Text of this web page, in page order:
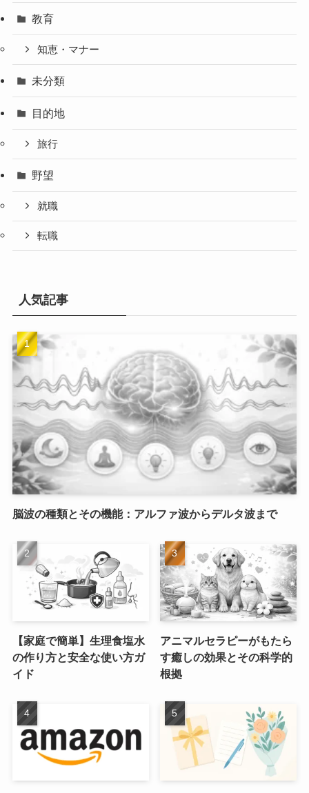
教育
知恵・マナー
未分類
目的地
旅行
野望
就職
転職
人気記事
脳波の種類とその機能：アルファ波からデルタ波まで
【家庭で簡単】生理食塩水
の作り方と安全な使い方ガ
イド
アニマルセラピーがもたら
す癒しの効果とその科学的
根拠